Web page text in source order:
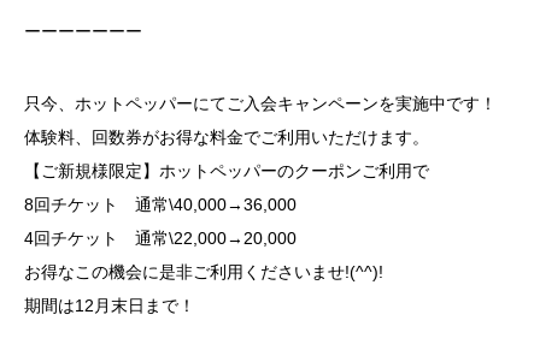
ーーーーーーー
只今、ホットペッパーにてご入会キャンペーンを実施中です！
体験料、回数券がお得な料金でご利用いただけます。
【ご新規様限定】ホットペッパーのクーポンご利用で
8回チケット 通常\40,000→36,000
4回チケット 通常\22,000→20,000
お得なこの機会に是非ご利用くださいませ!(^^)!
期間は12月末日まで！